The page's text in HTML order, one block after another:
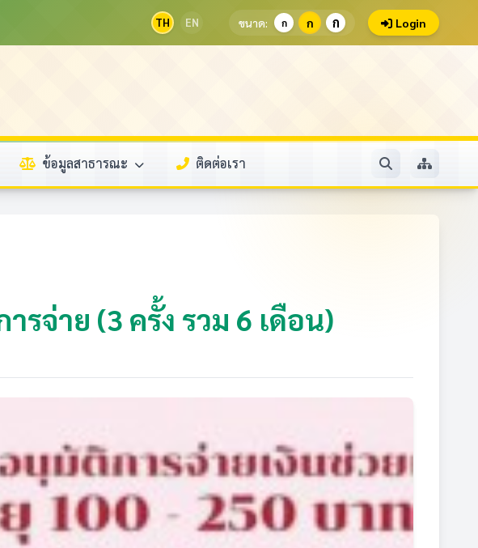
TH EN ขนาด: ก ก ก Login
ข้อมูลสาธารณะ ติดต่อเรา
จ่าย (3 ครั้ง รวม 6 เดือน)